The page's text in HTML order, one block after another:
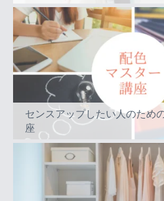
センスアップしたい人のため
座